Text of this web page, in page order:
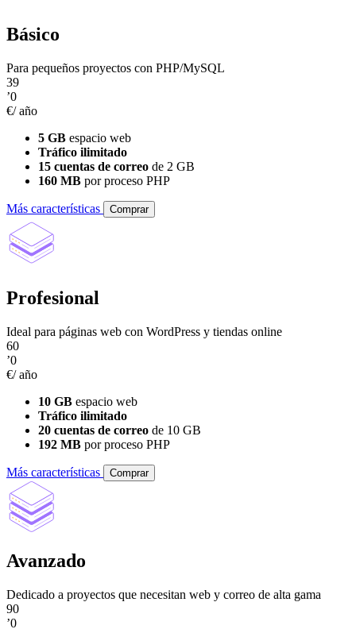
Básico
Para pequeños proyectos con PHP/MySQL
39
’0
€/ año
5 GB espacio web
Tráfico ilimitado
15 cuentas de correo de 2 GB
160 MB por proceso PHP
Más características Comprar
Profesional
Ideal para páginas web con WordPress y tiendas online
60
’0
€/ año
10 GB espacio web
Tráfico ilimitado
20 cuentas de correo de 10 GB
192 MB por proceso PHP
Más características Comprar
Avanzado
Dedicado a proyectos que necesitan web y correo de alta gama
90
’0